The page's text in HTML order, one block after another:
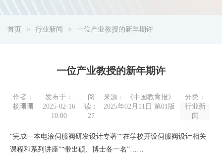
首页 行业新闻 一位产业教授的新年期许
一位产业教授的新年期许
作者：
杨珊珊
发布于：
2025-02-16
10:00
阅
读：
27
来源： 《中国教育报》
2025年02月11日 第01版
分类：
行业新
闻
“完成一本电液伺服阀研发设计专著”“在学校开设伺服阀设计相关
课程和系列讲座”“带出硕、博士各一名”……